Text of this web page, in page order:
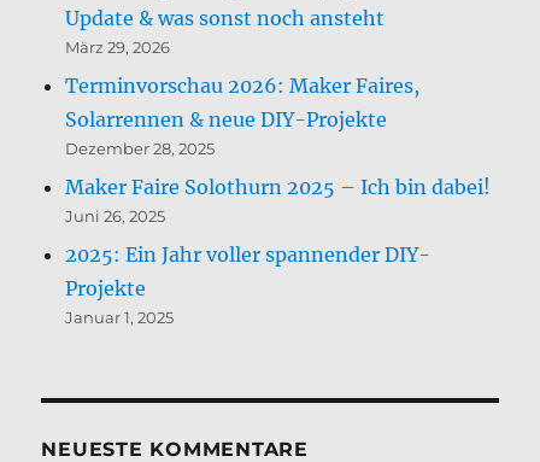
Update & was sonst noch ansteht
März 29, 2026
Terminvorschau 2026: Maker Faires,
Solarrennen & neue DIY-Projekte
Dezember 28, 2025
Maker Faire Solothurn 2025 – Ich bin dabei!
Juni 26, 2025
2025: Ein Jahr voller spannender DIY-
Projekte
Januar 1, 2025
NEUESTE KOMMENTARE